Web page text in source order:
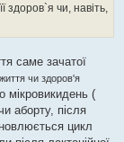
чи, навіть,
саме зачатої
чи здоров'я
мікровикидень (
аборту, після
цикл